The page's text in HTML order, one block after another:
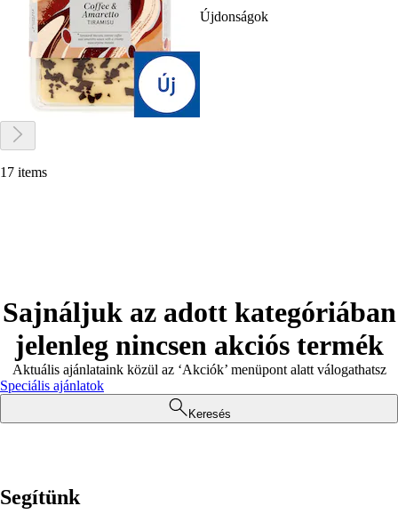
Újdonságok
17 items
Sajnáljuk az adott kategóriában
jelenleg nincsen akciós termék
Aktuális ajánlataink közül az ‘Akciók’ menüpont alatt válogathatsz
Speciális ajánlatok
Keresés
Segítünk